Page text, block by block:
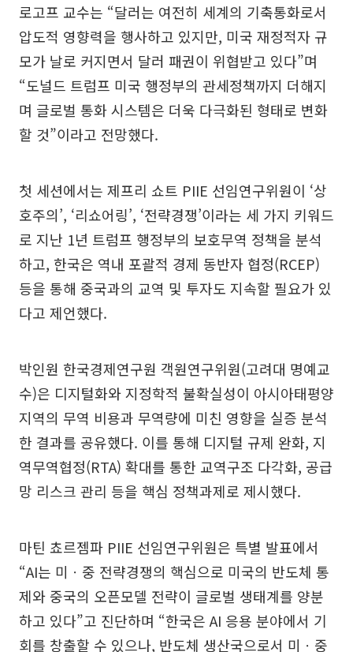
로고프 교수는 “달러는 여전히 세계의 기축통화로서
압도적 영향력을 행사하고 있지만, 미국 재정적자 규
모가 날로 커지면서 달러 패권이 위협받고 있다”며
“도널드 트럼프 미국 행정부의 관세정책까지 더해지
며 글로벌 통화 시스템은 더욱 다극화된 형태로 변화
할 것”이라고 전망했다.
첫 세션에서는 제프리 쇼트 PIIE 선임연구위원이 ‘상
호주의’, ‘리쇼어링’, ‘전략경쟁’이라는 세 가지 키워드
로 지난 1년 트럼프 행정부의 보호무역 정책을 분석
하고, 한국은 역내 포괄적 경제 동반자 협정(RCEP)
등을 통해 중국과의 교역 및 투자도 지속할 필요가 있
다고 제언했다.
박인원 한국경제연구원 객원연구위원(고려대 명예교
수)은 디지털화와 지정학적 불확실성이 아시아태평양
지역의 무역 비용과 무역량에 미친 영향을 실증 분석
한 결과를 공유했다. 이를 통해 디지털 규제 완화, 지
역무역협정(RTA) 확대를 통한 교역구조 다각화, 공급
망 리스크 관리 등을 핵심 정책과제로 제시했다.
마틴 쵸르젬파 PIIE 선임연구위원은 특별 발표에서
“AI는 미ㆍ중 전략경쟁의 핵심으로 미국의 반도체 통
제와 중국의 오픈모델 전략이 글로벌 생태계를 양분
하고 있다”고 진단하며 “한국은 AI 응용 분야에서 기
회를 창출할 수 있으나, 반도체 생산국으로서 미ㆍ중